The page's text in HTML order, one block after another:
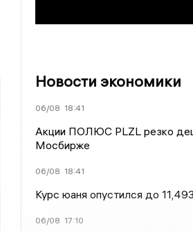
Новости экономики
06/08 18:41
Акции ПОЛЮС PLZL резко
Мосбирже
06/08 18:41
Курс юаня опустился до
06/08 17:10